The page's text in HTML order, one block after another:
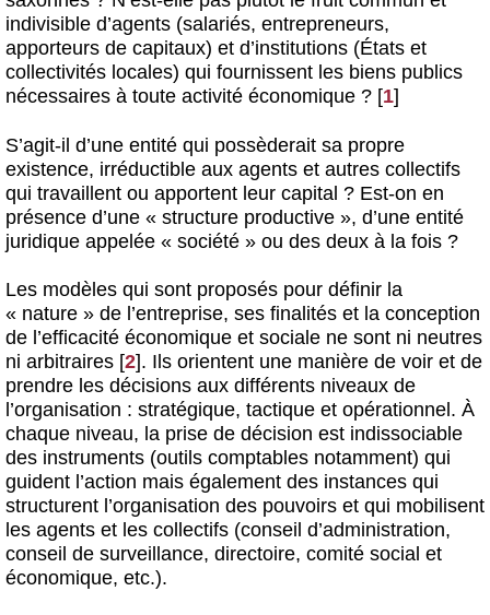
indivisible d’agents (salariés, entrepreneurs,
apporteurs de capitaux) et d’institutions (États et
collectivités locales) qui fournissent les biens publics
nécessaires à toute activité économique ? [1]
S’agit-il d’une entité qui possèderait sa propre
existence, irréductible aux agents et autres collectifs
qui travaillent ou apportent leur capital ? Est-on en
présence d’une « structure productive », d’une entité
juridique appelée « société » ou des deux à la fois ?
Les modèles qui sont proposés pour définir la
« nature » de l’entreprise, ses finalités et la conception
de l’efficacité économique et sociale ne sont ni neutres
ni arbitraires [2]. Ils orientent une manière de voir et de
prendre les décisions aux différents niveaux de
l’organisation : stratégique, tactique et opérationnel. À
chaque niveau, la prise de décision est indissociable
des instruments (outils comptables notamment) qui
guident l’action mais également des instances qui
structurent l’organisation des pouvoirs et qui mobilisent
les agents et les collectifs (conseil d’administration,
conseil de surveillance, directoire, comité social et
économique, etc.).